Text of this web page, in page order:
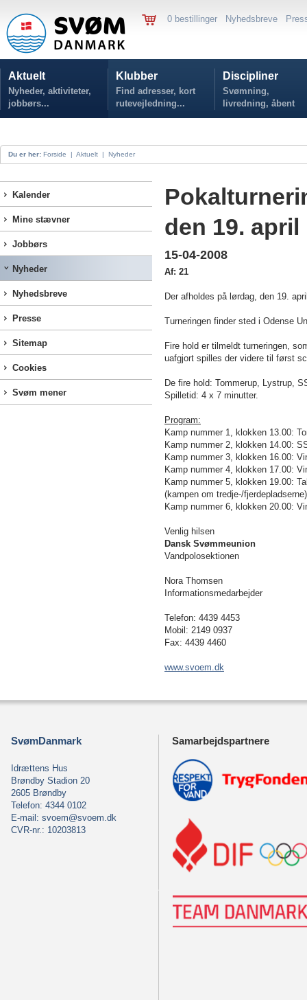
0 bestillinger Nyhedsbreve
Aktuelt
Nyheder, aktiviteter,
jobbørs...
Klubber
Find adresser, kort
rutevejledning...
Discipliner
Svømning,
livredning, åbent
vand...
Du er her: Forside | Aktuelt | Nyheder
Kalender
Mine stævner
Jobbørs
Nyheder
Nyhedsbreve
Presse
Sitemap
Cookies
Svøm mener
den 19. april
15-04-2008
Af: 21
Der afholdes på lørdag, den 19.
Turneringen finder sted i Odense
Fire hold er tilmeldt turneringen,
uafgjort spilles der videre til først
De fire hold: Tommerup, Lystrup,
Spilletid: 4 x 7 minutter.
Program:
Kamp nummer 1, klokken 13.00:
Kamp nummer 2, klokken 14.00:
Kamp nummer 3, klokken 16.00:
Kamp nummer 4, klokken 17.00:
Kamp nummer 5, klokken 19.00:
(kampen om tredje-/fjerdepladserne)
Kamp nummer 6, klokken 20.00:
Venlig hilsen
Dansk Svømmeunion
Vandpolosektionen
Nora Thomsen
Informationsmedarbejder
Telefon: 4439 4453
Mobil: 2149 0937
Fax: 4439 4460
www.svoem.dk
SvømDanmark
Idrættens Hus
Brøndby Stadion 20
2605 Brøndby
Telefon: 4344 0102
E-mail: svoem@svoem.dk
CVR-nr.: 10203813
Samarbejdspartnere